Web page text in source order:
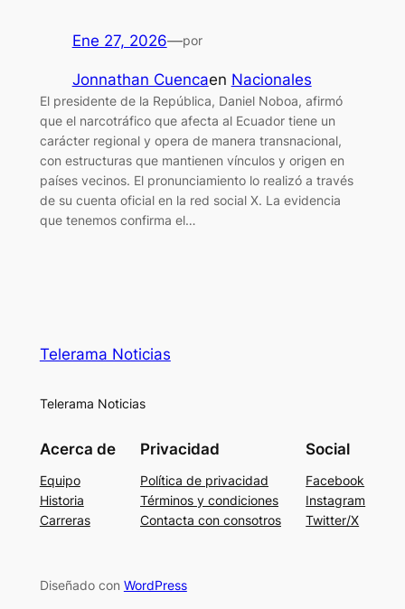
Ene 27, 2026—por
Jonnathan Cuencaen Nacionales
El presidente de la República, Daniel Noboa, afirmó
que el narcotráfico que afecta al Ecuador tiene un
carácter regional y opera de manera transnacional,
con estructuras que mantienen vínculos y origen en
países vecinos. El pronunciamiento lo realizó a través
de su cuenta oficial en la red social X. La evidencia
que tenemos confirma el…
Telerama Noticias
Telerama Noticias
Acerca de
Equipo
Historia
Carreras
Privacidad
Política de privacidad
Términos y condiciones
Contacta con consotros
Social
Facebook
Instagram
Twitter/X
Diseñado con WordPress